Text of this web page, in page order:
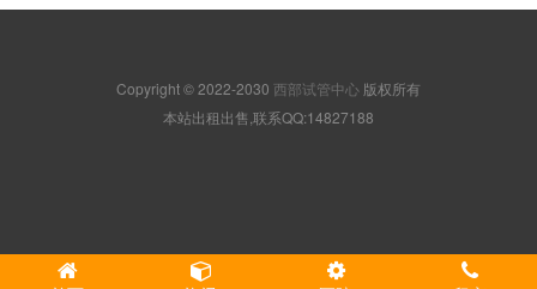
Copyright © 2022-2030 西部试管中心 版权所有
本站出租出售,联系QQ:14827188